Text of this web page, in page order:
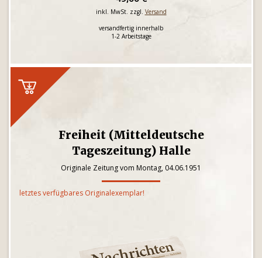
inkl. MwSt. zzgl. Versand
versandfertig innerhalb
1-2 Arbeitstage
Freiheit (Mitteldeutsche
Tageszeitung) Halle
Originale Zeitung vom Montag, 04.06.1951
letztes verfügbares Originalexemplar!